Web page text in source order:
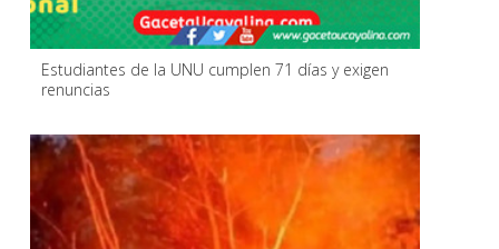
Estudiantes de la UNU cumplen 71 días y exigen
renuncias